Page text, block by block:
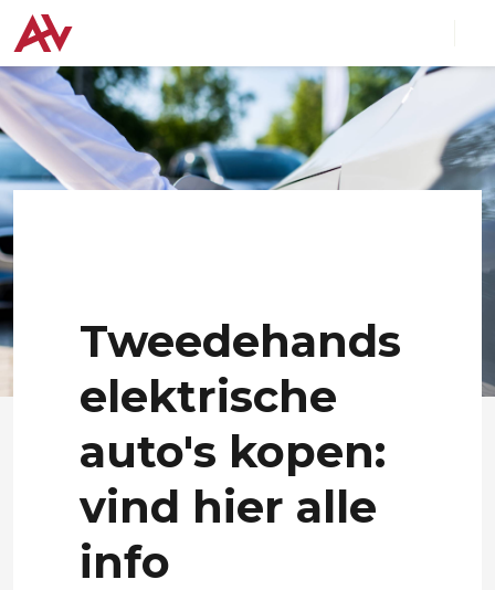
Tweedehands
elektrische
auto's kopen:
vind hier alle
info